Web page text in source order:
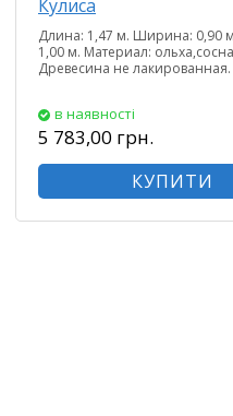
Кулиса
Длина: 1,47 м. Ширина: 0,90
1,00 м. Материал:
Древесина не лакированная.
в наявності
5 783,00 грн.
КУПИТИ